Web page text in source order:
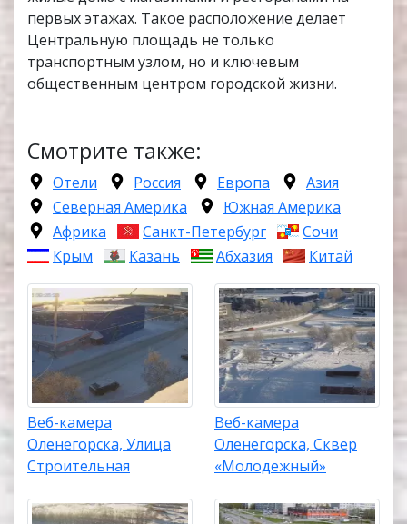
первых этажах. Такое расположение делает
Центральную площадь не только
транспортным узлом, но и ключевым
общественным центром городской жизни.
Смотрите также:
Отели Россия Европа
Азия
Северная Америка
Южная Америка
Африка
Санкт-Петербург
Сочи
Крым
Казань Абхазия Китай
Веб-камера
Оленегорска, Улица
Строительная
Веб-камера
Оленегорска, Cквер
«Молодежный»